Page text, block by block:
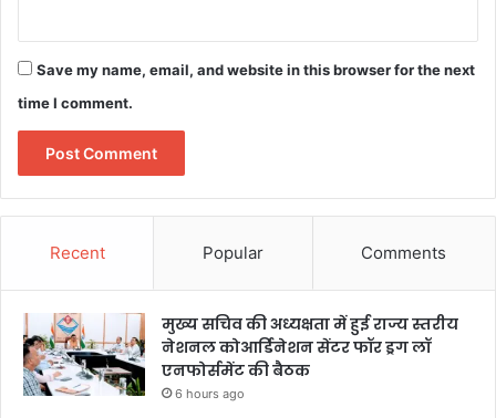
Save my name, email, and website in this browser for the next
time I comment.
Recent Popular Comments
मुख्य सचिव की अध्यक्षता में हुई राज्य स्तरीय
नेशनल कोआर्डिनेशन सेंटर फॉर ड्रग लॉ
एनफोर्समेंट की बैठक
6 hours ago